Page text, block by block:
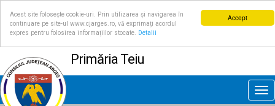
Accept
Acest site folosește cookie-uri. Prin utilizarea și navigarea în
continuare pe site-ul www.cjarges.ro, vă exprimați acordul
expres pentru folosirea informațiilor stocate.
Detalii
Primăria Teiu